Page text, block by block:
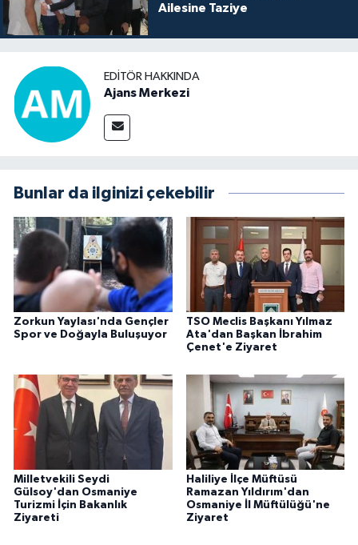
Ailesine Taziye
EDITÖR HAKKINDA
Ajans Merkezi
Bunlar da ilginizi çekebilir
Zorkun Yaylası'nda Gençler
Spor ve Doğayla Buluşuyor
TSO Meclis Başkanı Yılmaz
Ata'dan Başkan İbrahim
Çenet'e Ziyaret
Milletvekili Seydi
Gülsoy'dan Osmaniye
Turizmi İçin Bakanlık
Ziyareti
Haliliye İlçe Müftüsü
Ramazan Yıldırım'dan
Osmaniye İl Müftülüğü'ne
Ziyaret